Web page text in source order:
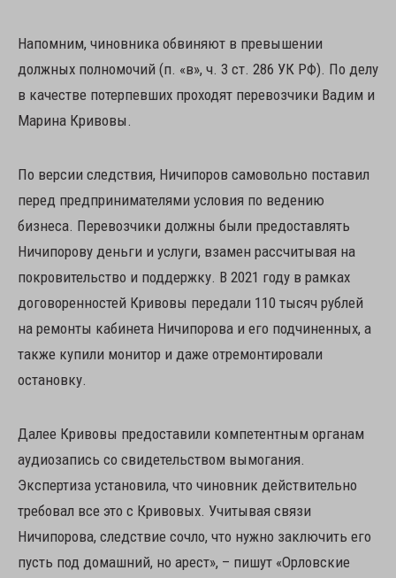
Напомним, чиновника обвиняют в превышении
должных полномочий (п. «в», ч. 3 ст. 286 УК РФ). По делу
в качестве потерпевших проходят перевозчики Вадим и
Марина Кривовы.
По версии следствия, Ничипоров самовольно поставил
перед предпринимателями условия по ведению
бизнеса. Перевозчики должны были предоставлять
Ничипорову деньги и услуги, взамен рассчитывая на
покровительство и поддержку. В 2021 году в рамках
договоренностей Кривовы передали 110 тысяч рублей
на ремонты кабинета Ничипорова и его подчиненных, а
также купили монитор и даже отремонтировали
остановку.
Далее Кривовы предоставили компетентным органам
аудиозапись со свидетельством вымогания.
Экспертиза установила, что чиновник действительно
требовал все это с Кривовых. Учитывая связи
Ничипорова, следствие сочло, что нужно заключить его
пусть под домашний, но арест», – пишут «Орловские